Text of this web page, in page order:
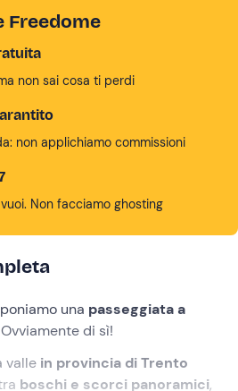
Freedome
non sai cosa ti perdi
non applichiamo commissioni
Non facciamo ghosting
una passeggiata a
di sì!
valle in provincia di Trento
boschi e scorci panoramici,